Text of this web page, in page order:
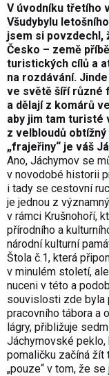
V úvodníku třetího
Všudybylu
jsem si povzdechl,
Česko – země
turistických cílů a
na rozdávání. Jinde
ve světě šíří různé
a dělají z komárů
aby jim tam turisté
z velbloudů
„frajeřiny“ je váš
Ano, Jáchymov se
v novodobé historii
i tady se cestovní
je jednou z
v rámci Krušnohoří,
přírodního a
národní kulturní
Štola č.1, která
v minulém století,
nuceni v této a
souvislosti zde byla
pracovního tábora a
lágry, přibližuje
Jáchymovské peklo,
pomaličku začíná žít
„pouze“ v tom, že